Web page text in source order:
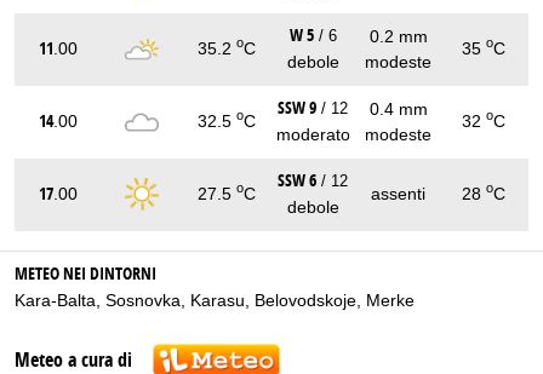
11 .00 35.2 oC
W 5 / 6
debole
0.2 mm
modeste
35 oC
14.00 32.5 oC
SSW 9 / 12
moderato
0.4 mm
modeste
32 oC
17 .00 27.5 oC
SSW 6 / 12
debole
assenti 28 oC
METEO NEI DINTORNI
Kara-Balta Sosnovka Karasu Belovodskoje Merke
Meteo a cura di